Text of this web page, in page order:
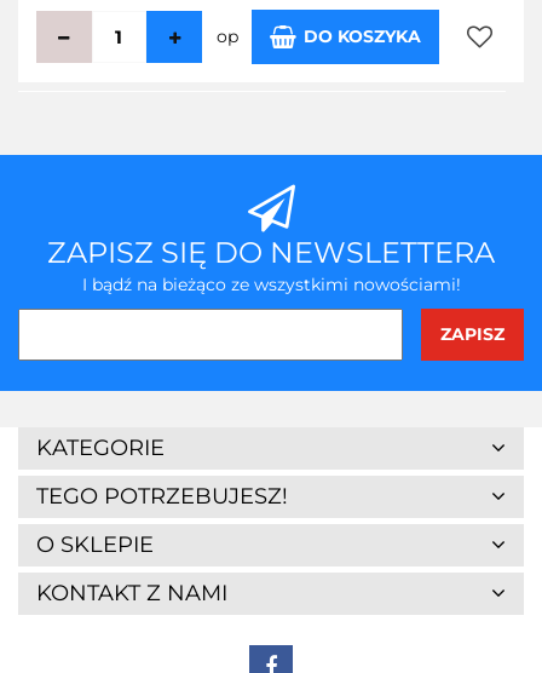
op DO KOSZYKA
ZAPISZ SIĘ DO NEWSLETTERA
I bądź na bieżąco ze wszystkimi nowościami!
KATEGORIE
TEGO POTRZEBUJESZ!
O SKLEPIE
KONTAKT Z NAMI